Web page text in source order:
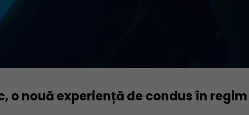
o nouă experiență de condus în